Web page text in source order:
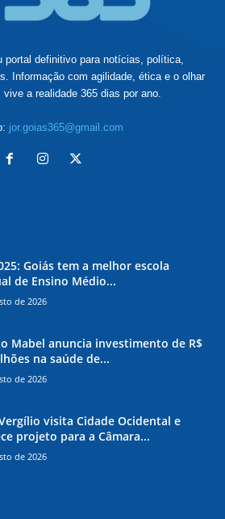
portal definitivo para notícias, política,
Informação com agilidade, ética e o olhar
vive a realidade 365 dias por ano.
jor.goias365@gmail.com
Goiás tem a melhor escola
de Ensino Médio...
de 2026
Mabel anuncia investimento de R$
na saúde de...
de 2026
visita Cidade Ocidental e
projeto para a Câmara...
de 2026